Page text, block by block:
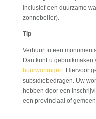
inclusief een duurzame
zonneboiler).
Tip
Verhuurt u een
Dan kunt u gebruikmaken
huurwoningen. Hiervoor
subsidiebedragen. Uw
hebben door een
een provinciaal of